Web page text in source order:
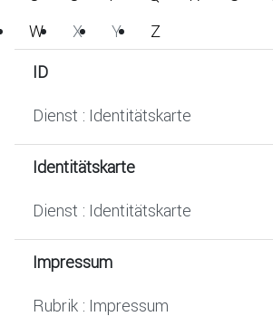
W
X Y
Z
ID
Dienst : Identitätskarte
Identitätskarte
Dienst : Identitätskarte
Impressum
Rubrik : Impressum